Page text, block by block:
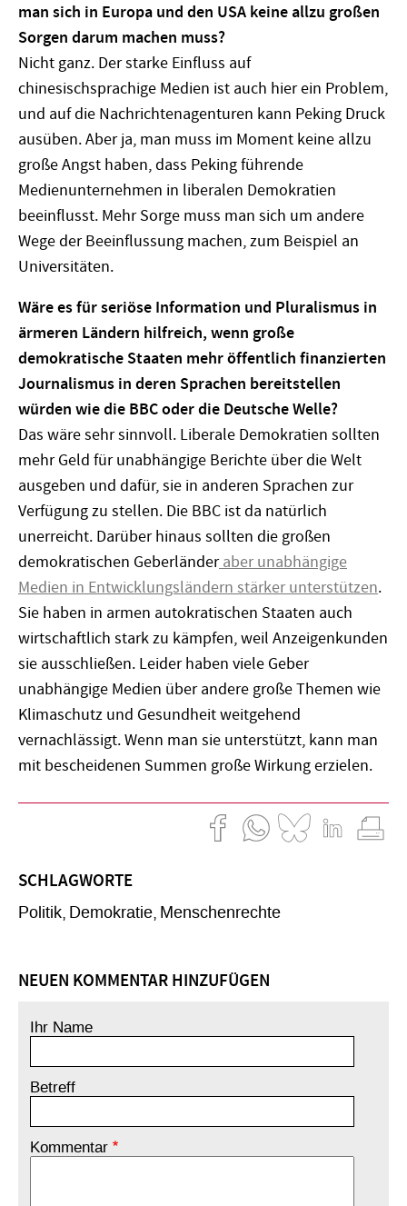
man sich in Europa und den USA keine allzu großen
Sorgen darum machen muss?
Nicht ganz. Der starke Einfluss auf
chinesischsprachige Medien ist auch hier ein Problem,
und auf die Nachrichtenagenturen kann Peking Druck
ausüben. Aber ja, man muss im Moment keine allzu
große Angst haben, dass Peking führende
Medienunternehmen in liberalen Demokratien
beeinflusst. Mehr Sorge muss man sich um andere
Wege der Beeinflussung machen, zum Beispiel an
Universitäten.
Wäre es für seriöse Information und Pluralismus in
ärmeren Ländern hilfreich, wenn große
demokratische Staaten mehr öffentlich finanzierten
Journalismus in deren Sprachen bereitstellen
würden wie die BBC oder die Deutsche Welle?
Das wäre sehr sinnvoll. Liberale Demokratien sollten
mehr Geld für unabhängige Berichte über die Welt
ausgeben und dafür, sie in anderen Sprachen zur
Verfügung zu stellen. Die BBC ist da natürlich
unerreicht. Darüber hinaus sollten die großen
demokratischen Geberländeraber unabhängige
Medien in Entwicklungsländern stärker unterstützen.
Sie haben in armen autokratischen Staaten auch
wirtschaftlich stark zu kämpfen, weil Anzeigenkunden
sie ausschließen. Leider haben viele Geber
unabhängige Medien über andere große Themen wie
Klimaschutz und Gesundheit weitgehend
vernachlässigt. Wenn man sie unterstützt, kann man
mit bescheidenen Summen große Wirkung erzielen.
SCHLAGWORTE
Politik Demokratie Menschenrechte
NEUEN KOMMENTAR HINZUFÜGEN
Ihr Name
Betreff
Kommentar